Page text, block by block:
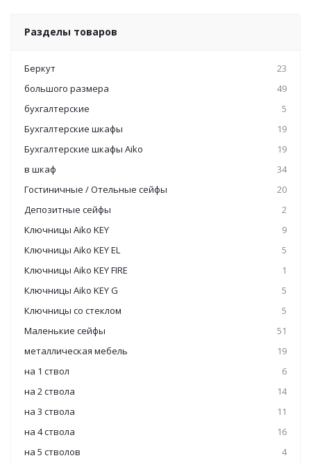
Разделы товаров
Беркут
23
большого размера
49
бухгалтерские
5
Бухгалтерские шкафы
19
Бухгалтерские шкафы Aiko
19
в шкаф
34
Гостиничные / Отельные сейфы
20
Депозитные сейфы
2
Ключницы Aiko KEY
9
Ключницы Aiko KEY EL
5
Ключницы Aiko KEY FIRE
1
Ключницы Aiko KEY G
5
Ключницы со стеклом
5
Маленькие сейфы
51
металлическая мебель
19
на 1 ствол
6
на 2 ствола
14
на 3 ствола
11
на 4 ствола
16
на 5 стволов
4